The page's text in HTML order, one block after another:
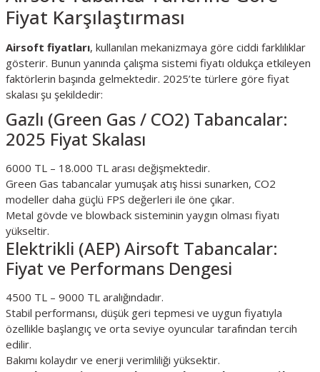
Fiyat Karşılaştırması
Airsoft fiyatları, kullanılan mekanizmaya göre ciddi farklılıklar
gösterir. Bunun yanında çalışma sistemi fiyatı oldukça etkileyen
faktörlerin başında gelmektedir. 2025’te türlere göre fiyat
skalası şu şekildedir:
Gazlı (Green Gas / CO2) Tabancalar:
2025 Fiyat Skalası
6000 TL – 18.000 TL arası değişmektedir.
Green Gas tabancalar yumuşak atış hissi sunarken, CO2
modeller daha güçlü FPS değerleri ile öne çıkar.
Metal gövde ve blowback sisteminin yaygın olması fiyatı
yükseltir.
Elektrikli (AEP) Airsoft Tabancalar:
Fiyat ve Performans Dengesi
4500 TL – 9000 TL aralığındadır.
Stabil performansı, düşük geri tepmesi ve uygun fiyatıyla
özellikle başlangıç ve orta seviye oyuncular tarafından tercih
edilir.
Bakımı kolaydır ve enerji verimliliği yüksektir.